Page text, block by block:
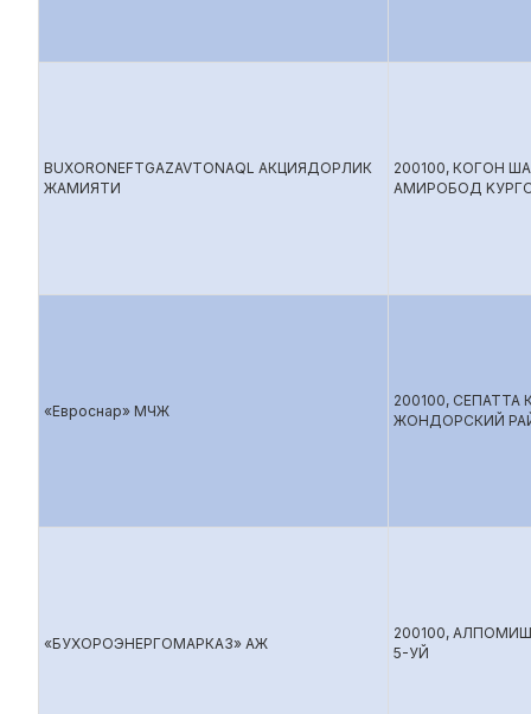
BUXORONEFTGAZAVTONAQL АКЦИЯДОРЛИК
ЖАМИЯТИ
200100, КОГОН
АМИРОБОД
«Евроснар» МЧЖ
200100, СЕПАТТА
ЖОНДОPСКИЙ
«БУХОРОЭНЕРГОМАРКАЗ» АЖ
200100,
5-УЙ